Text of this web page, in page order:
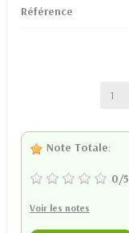
Référence
Note Totale:
0/5
Voir les notes